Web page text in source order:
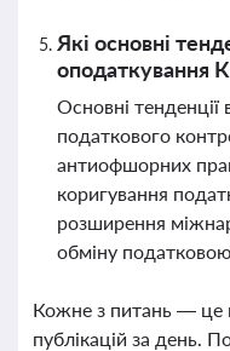
Які основні
оподаткування
Основні
податкового
антиофшорних
коригування
розширення
обміну
Кожне з питань — це
публікацій за день.